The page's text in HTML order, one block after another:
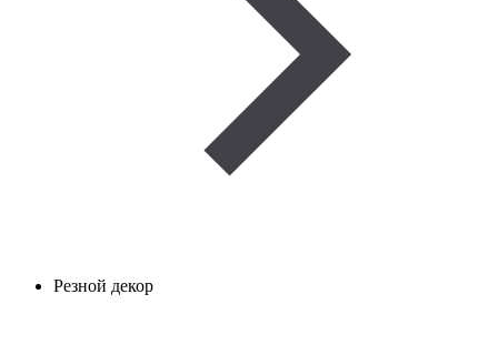
Резной декор